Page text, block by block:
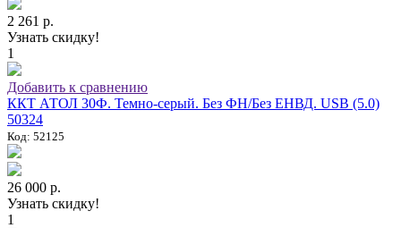
2 261 р.
Узнать скидку!
1
Добавить к сравнению
ККТ АТОЛ 30Ф. Темно-серый. Без ФН/Без ЕНВД. USB (5.0)
50324
Код: 52125
26 000 р.
Узнать скидку!
1